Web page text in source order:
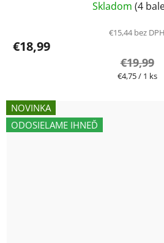
Skladom (4
€15,44 bez DPH
€18,99
€19,99
Jednotková
€4,75 / 1 ks
NOVINKA
ODOSIELAME IHNEĎ